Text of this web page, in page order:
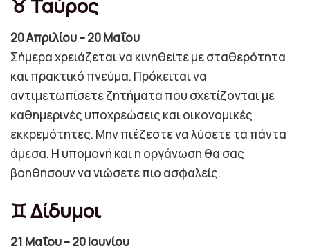
♉ Ταύρος
20 Απριλίου – 20 Μαΐου
Σήμερα χρειάζεται να κινηθείτε με σταθερότητα
και πρακτικό πνεύμα. Πρόκειται να
αντιμετωπίσετε ζητήματα που σχετίζονται με
καθημερινές υποχρεώσεις και οικονομικές
εκκρεμότητες. Μην πιέζεστε να λύσετε τα πάντα
άμεσα. Η υπομονή και η οργάνωση θα σας
βοηθήσουν να νιώσετε πιο ασφαλείς.
♊ Δίδυμοι
21 Μαΐου – 20 Ιουνίου